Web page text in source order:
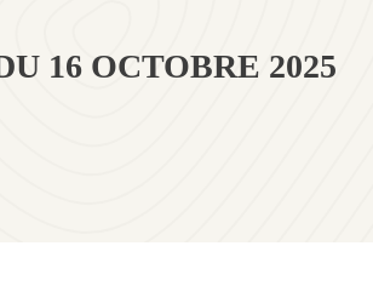
16 OCTOBRE 2025